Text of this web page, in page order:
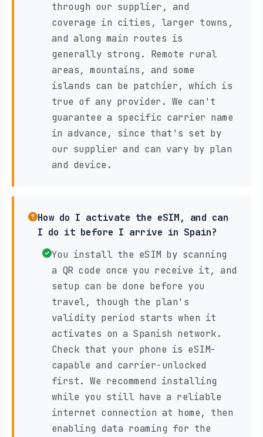
through our supplier, and
coverage in cities, larger towns,
and along main routes is
generally strong. Remote rural
areas, mountains, and some
islands can be patchier, which is
true of any provider. We can't
guarantee a specific carrier name
in advance, since that's set by
our supplier and can vary by plan
and device.
How do I activate the eSIM, and can
I do it before I arrive in Spain?
You install the eSIM by scanning
a QR code once you receive it, and
setup can be done before you
travel, though the plan's
validity period starts when it
activates on a Spanish network.
Check that your phone is eSIM-
capable and carrier-unlocked
first. We recommend installing
while you still have a reliable
internet connection at home, then
enabling data roaming for the